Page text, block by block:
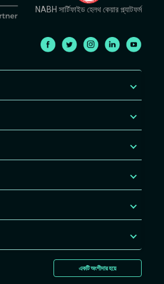
NABH সার্টিফাইড হেলথ কেয়ার প্ল্যাটফর্ম
একটি অংশীদার হয়ে